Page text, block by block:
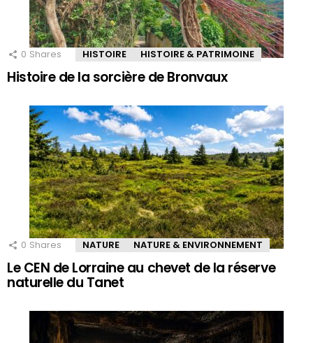
0 Shares HISTOIRE HISTOIRE & PATRIMOINE
Histoire de la sorcière de Bronvaux
0 Shares NATURE NATURE & ENVIRONNEMENT
Le CEN de Lorraine au chevet de la réserve
naturelle du Tanet